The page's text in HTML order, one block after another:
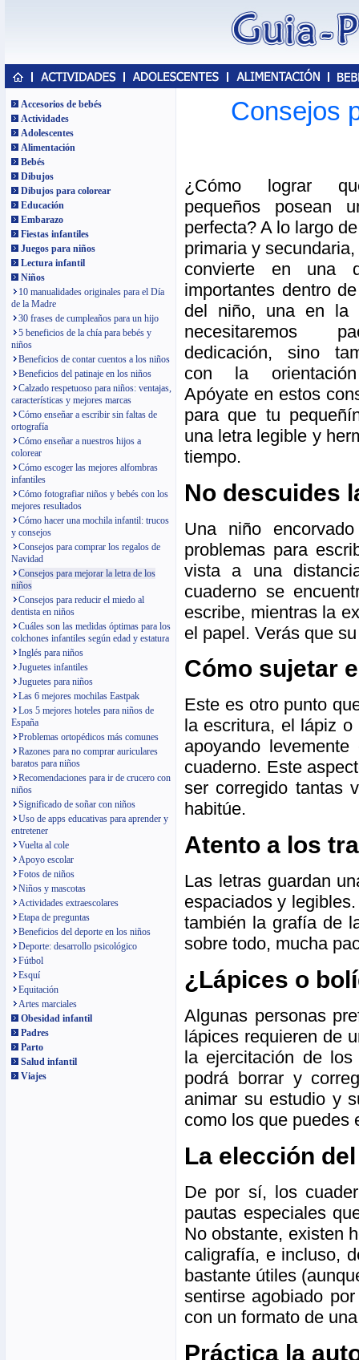
Accesorios de bebés
Actividades
Adolescentes
Alimentación
Bebés
Dibujos
Dibujos para colorear
Educación
Embarazo
Fiestas infantiles
Juegos para niños
Lectura infantil
Niños
10 manualidades originales para el Día
de la Madre
30 frases de cumpleaños para un hijo
5 beneficios de la chía para bebés y
niños
Beneficios de contar cuentos a los niños
Beneficios del patinaje en los niños
Calzado respetuoso para niños: ventajas,
características y mejores marcas
Cómo enseñar a escribir sin faltas de
ortografía
Cómo enseñar a nuestros hijos a
colorear
Cómo escoger las mejores alfombras
infantiles
Cómo fotografiar niños y bebés con los
mejores resultados
Cómo hacer una mochila infantil: trucos
y consejos
Consejos para comprar los regalos de
Navidad
Consejos para mejorar la letra de los
niños
Consejos para reducir el miedo al
dentista en niños
Cuáles son las medidas óptimas para los
colchones infantiles según edad y estatura
Inglés para niños
Juguetes infantiles
Juguetes para niños
Las 6 mejores mochilas Eastpak
Los 5 mejores hoteles para niños de
España
Problemas ortopédicos más comunes
Razones para no comprar auriculares
baratos para niños
Recomendaciones para ir de crucero con
niños
Significado de soñar con niños
Uso de apps educativas para aprender y
entretener
Vuelta al cole
Apoyo escolar
Fotos de niños
Niños y mascotas
Actividades extraescolares
Etapa de preguntas
Beneficios del deporte en los niños
Deporte: desarrollo psicológico
Fútbol
Esquí
Equitación
Artes marciales
Obesidad infantil
Padres
Parto
Salud infantil
Viajes
Consejos
¿Cómo lograr
pequeños posean
perfecta? A lo largo
primaria y
convierte en una
importantes dentro
del niño, una en la
necesitaremos
dedicación, sino
con la
Apóyate en estos
para que tu
una letra legible y
tiempo.
No descuides
Una niño
problemas para
vista a una
cuaderno se
escribe, mientras la
el papel. Verás que
Cómo sujetar
Este es otro punto
la escritura, el lápiz
apoyando
cuaderno. Este
ser corregido tantas
habitúe.
Atento a los
Las letras guardan
espaciados y
también la grafía de
sobre todo, mucha
¿Lápices o
Algunas personas
lápices requieren de
la ejercitación de
podrá borrar y
animar su estudio y
como los que puedes
La elección
De por sí, los
pautas especiales
No obstante, existen
caligrafía, e incluso,
bastante útiles
sentirse agobiado
con un formato de
Práctica la